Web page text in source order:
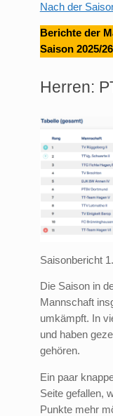
Nach der
Berichte der
Saison 2025/26
Herren:
Saisonbericht
Die Saison in
Mannschaft
umkämpft. In
und haben
gehören.
Ein paar
Seite gefallen,
Punkte mehr